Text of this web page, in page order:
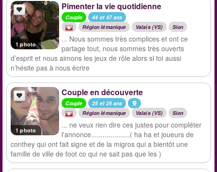
1 photo
Pimenter la vie quotidienne
Couple
44 et 47 ans
Région lémanique
Valais (VS) Sion
... Nous sommes très complices et ont ce
partage tout, nous sommes très ouverts
d’esprit et nous aimons les jeux de rôle alors si toi aussi
n’hésite pas à nous écrire
1 photo
Couple en découverte
Couple
25 et 25 ans
Région lémanique
Valais (VS) Sion
... ne veux rien dire ces justes pour compléter
l'annonce....................( ha ha et joueurs de
conthey qui ont fait signe et de la migros qui a bientôt une
famille de ville de foot co qui ne sait pas que les )